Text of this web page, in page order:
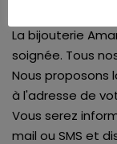
La bijouterie
soignée. Tous
Nous proposons
à l'adresse de
Vous serez
mail ou SMS et